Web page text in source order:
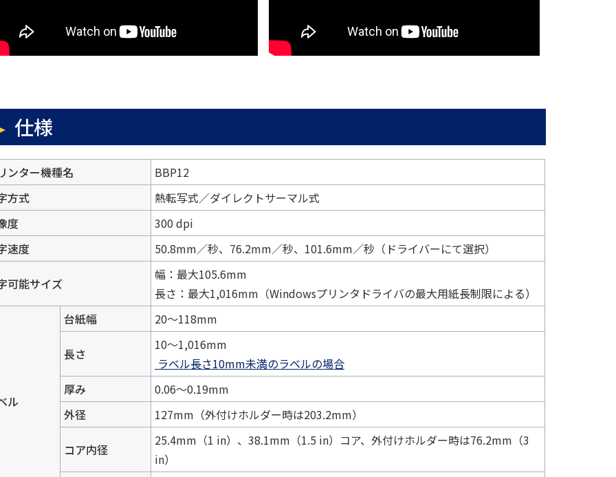
仕様
ンター機種名
BBP12
方式
熱転写式／ダイレクトサーマル式
度
300 dpi
速度
50.8mm／秒、76.2mm／秒、101.6mm／秒（ドライバーにて選択）
可能サイズ
幅：最大105.6mm
長さ：最大1,016mm（Windowsプリンタドライバの最大用紙長制限による）
ル
台紙幅 20〜118mm
長さ
10〜1,016mm
ラベル長さ10mm未満のラベルの場合
厚み
0.06〜0.19mm
外径
127mm（外付けホルダー時は203.2mm）
コア内径
25.4mm（1 in）、38.1mm（1.5 in）コア、外付けホルダー時は76.2mm（3
in）